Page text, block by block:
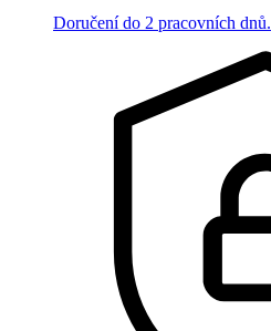
Doručení do 2 pracovních dnů.